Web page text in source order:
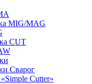
MIG/MAG
CUT
Сварог
Cutter»